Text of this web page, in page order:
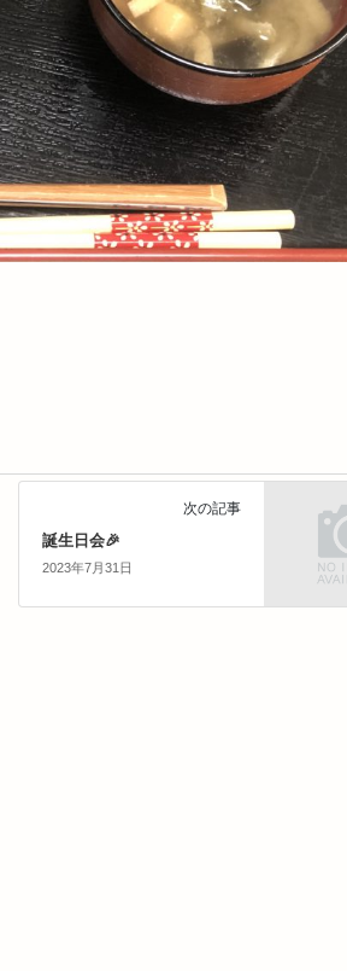
次の記事
誕生日会🎉
2023年7月31日